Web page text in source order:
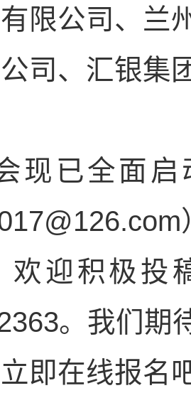
限公司、兰
司、汇银集
全面启动
欢迎积极投
。我们期
即在线报名